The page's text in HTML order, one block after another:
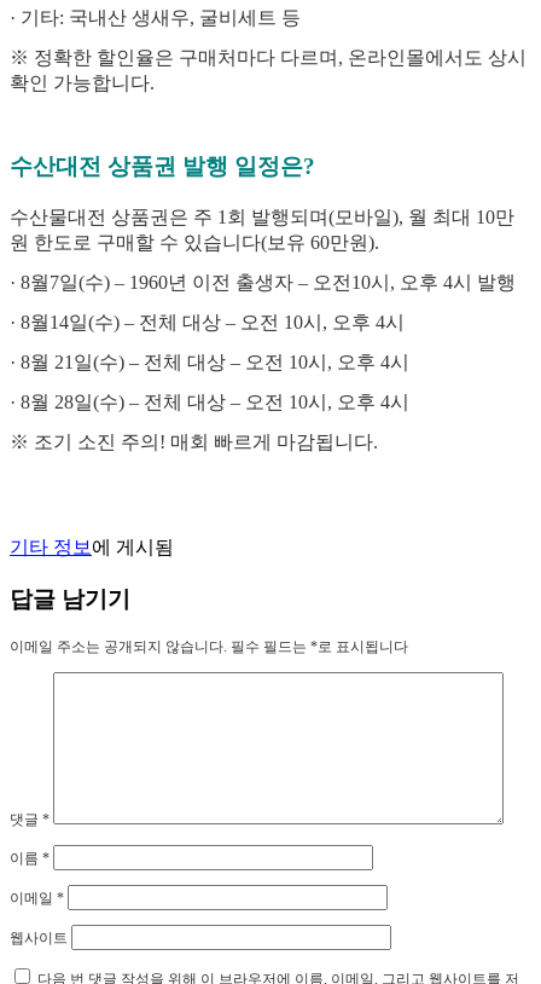
· 기타: 국내산 생새우, 굴비세트 등
※ 정확한 할인율은 구매처마다 다르며, 온라인몰에서도 상시
확인 가능합니다.
수산대전 상품권 발행 일정은?
수산물대전 상품권은 주 1회 발행되며(모바일), 월 최대 10만
원 한도로 구매할 수 있습니다(보유 60만원).
· 8월7일(수) – 1960년 이전 출생자 – 오전10시, 오후 4시 발행
· 8월14일(수) – 전체 대상 – 오전 10시, 오후 4시
· 8월 21일(수) – 전체 대상 – 오전 10시, 오후 4시
· 8월 28일(수) – 전체 대상 – 오전 10시, 오후 4시
※ 조기 소진 주의! 매회 빠르게 마감됩니다.
기타 정보 에 게시됨
답글 남기기
이메일 주소는 공개되지 않습니다. 필수 필드는 *로 표시됩니다
댓글 *
이름 *
이메일 *
웹사이트
다음 번 댓글 작성을 위해 이 브라우저에 이름, 이메일, 그리고 웹사이트를 저